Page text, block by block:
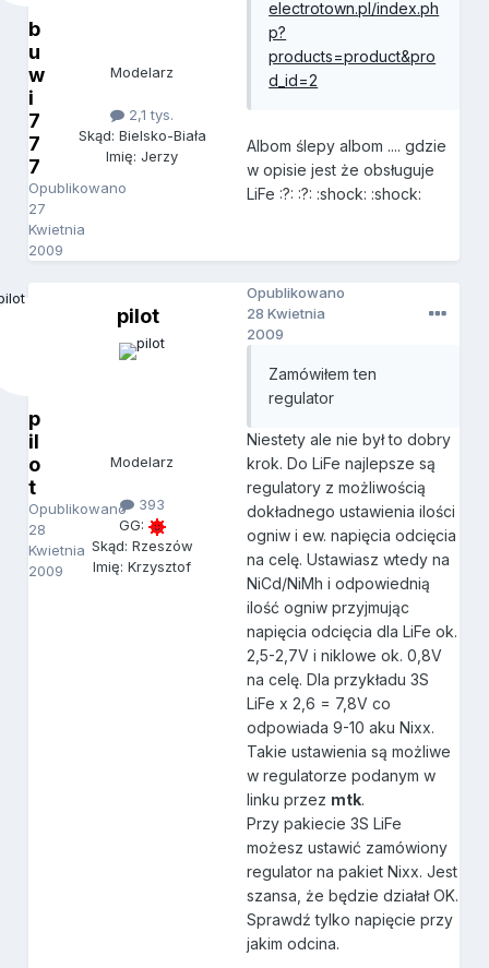
b
u
w
i
7
7
7
Opublikowano
27
Kwietnia
2009
Modelarz
2,1 tys.
Skąd: Bielsko-Biała
Imię: Jerzy
electrotown.pl/index.ph
p?
products=product&pro
d_id=2
Albom ślepy albom .... gdzie
w opisie jest że obsługuje
LiFe :?: :?: :shock: :shock:
p
il
o
t
Opublikowano
28
Kwietnia
2009
pilot
Modelarz
393
GG:
Skąd: Rzeszów
Imię: Krzysztof
Opublikowano
28 Kwietnia
2009
Zamówiłem ten
regulator
Niestety ale nie był to dobry
krok. Do LiFe najlepsze są
regulatory z możliwością
dokładnego ustawienia ilości
ogniw i ew. napięcia odcięcia
na celę. Ustawiasz wtedy na
NiCd/NiMh i odpowiednią
ilość ogniw przyjmując
napięcia odcięcia dla LiFe ok.
2,5-2,7V i niklowe ok. 0,8V
na celę. Dla przykładu 3S
LiFe x 2,6 = 7,8V co
odpowiada 9-10 aku Nixx.
Takie ustawienia są możliwe
w regulatorze podanym w
linku przez mtk.
Przy pakiecie 3S LiFe
możesz ustawić zamówiony
regulator na pakiet Nixx. Jest
szansa, że będzie działał OK.
Sprawdź tylko napięcie przy
jakim odcina.